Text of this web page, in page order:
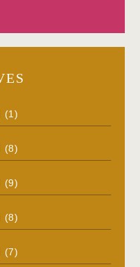
(1)
(8)
(9)
(8)
(7)